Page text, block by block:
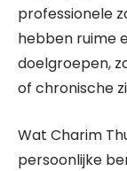
professionele
hebben ruime
doelgroepen,
of chronische
Wat Charim
persoonlijke